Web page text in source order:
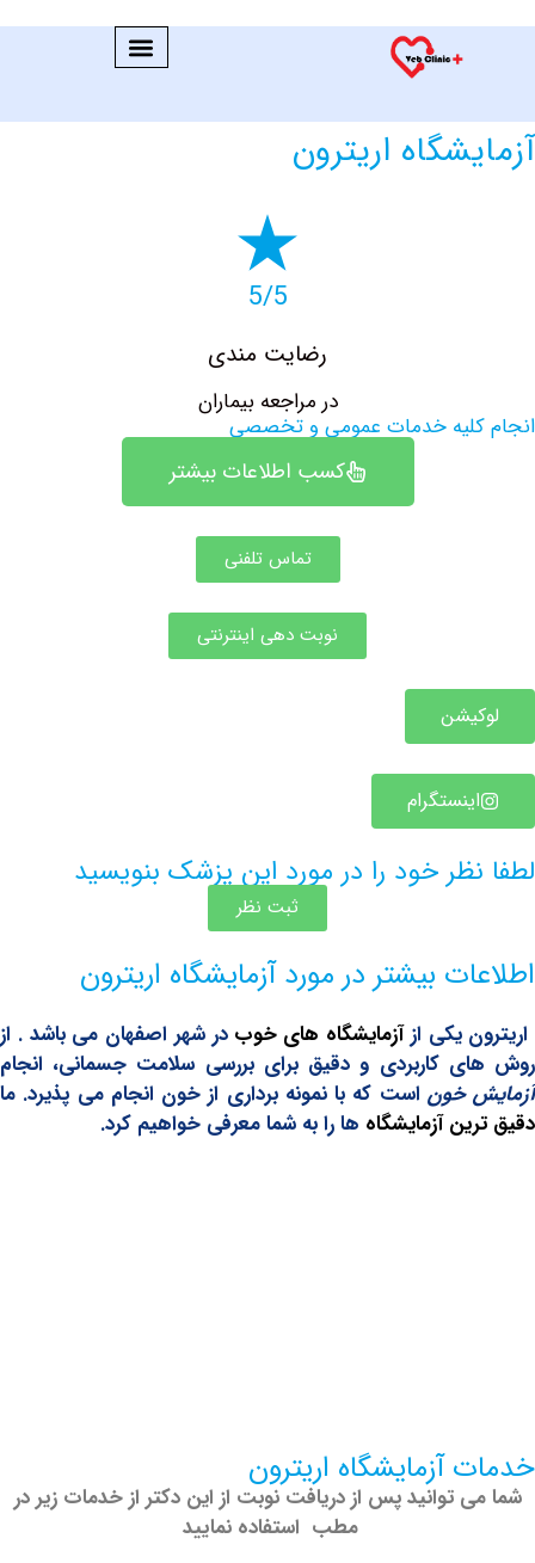
اریترون
رضایت مندی
در مراجعه بیماران
خدمات عمومی و تخصصی
کسب اطلاعات بیشتر
تماس تلفنی
نوبت دهی اینترنتی
خود را در مورد این پزشک بنویسید
ثبت نظر
بیشتر در مورد آزمایشگاه اریترون
یکی از آزمایشگاه های خوبدر شهر اصفهان می باشد . از
کاربردی و دقیق برای بررسی سلامت جسمانی، انجام
خوناست که با نمونه برداری از خون انجام می‌ پذیرد. ما
آزمایشگاهها را به شما معرفی خواهیم کرد.
آزمایشگاه اریترون
توانید پس از دریافت نوبت از این دکتر از خدمات زیر در
مطب استفاده نمایید